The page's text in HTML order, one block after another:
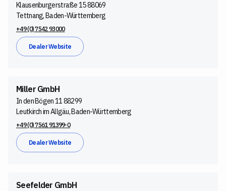
Klausenburgerstraße 15 88069
Tettnang, Baden-Württemberg
+49 (0) 7542 93000
Dealer Website
Miller GmbH
In den Bögen 11 88299
Leutkirch im Allgäu, Baden-Württemberg
+49 (0) 7561 91399-0
Dealer Website
Seefelder GmbH